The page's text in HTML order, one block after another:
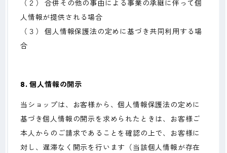
（２） 合併その他の事由による事業の承継に伴って個
人情報が提供される場合
（３） 個人情報保護法の定めに基づき共同利用する場
合
8. 個人情報の開示
当ショップは、お客様から、個人情報保護法の定めに
基づき個人情報の開示を求められたときは、お客様ご
本人からのご請求であることを確認の上で、お客様に
対し、遅滞なく開示を行います（当該個人情報が存在